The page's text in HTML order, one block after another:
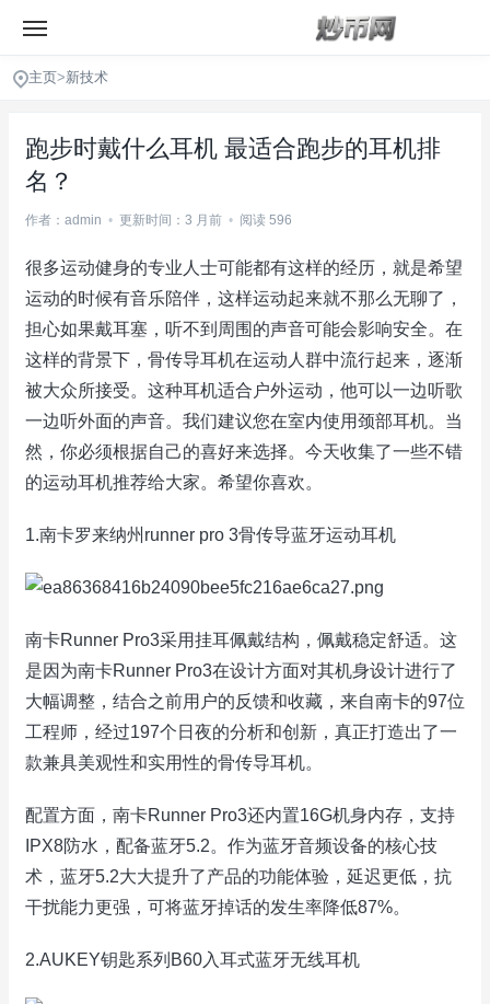
主页>新技术
跑步时戴什么耳机 最适合跑步的耳机排
名？
作者：admin • 更新时间：3 月前 • 阅读 596
很多运动健身的专业人士可能都有这样的经历，就是希望
运动的时候有音乐陪伴，这样运动起来就不那么无聊了，
担心如果戴耳塞，听不到周围的声音可能会影响安全。在
这样的背景下，骨传导耳机在运动人群中流行起来，逐渐
被大众所接受。这种耳机适合户外运动，他可以一边听歌
一边听外面的声音。我们建议您在室内使用颈部耳机。当
然，你必须根据自己的喜好来选择。今天收集了一些不错
的运动耳机推荐给大家。希望你喜欢。
1.南卡罗来纳州runner pro 3骨传导蓝牙运动耳机
南卡Runner Pro3采用挂耳佩戴结构，佩戴稳定舒适。这
是因为南卡Runner Pro3在设计方面对其机身设计进行了
大幅调整，结合之前用户的反馈和收藏，来自南卡的97位
工程师，经过197个日夜的分析和创新，真正打造出了一
款兼具美观性和实用性的骨传导耳机。
配置方面，南卡Runner Pro3还内置16G机身内存，支持
IPX8防水，配备蓝牙5.2。作为蓝牙音频设备的核心技
术，蓝牙5.2大大提升了产品的功能体验，延迟更低，抗
干扰能力更强，可将蓝牙掉话的发生率降低87%。
2.AUKEY钥匙系列B60入耳式蓝牙无线耳机